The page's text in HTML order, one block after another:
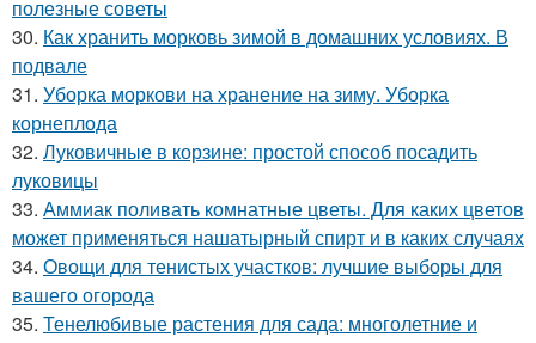
полезные советы
30. Как хранить морковь зимой в домашних условиях. В
подвале
31. Уборка моркови на хранение на зиму. Уборка
корнеплода
32. Луковичные в корзине: простой способ посадить
луковицы
33. Аммиак поливать комнатные цветы. Для каких цветов
может применяться нашатырный спирт и в каких случаях
34. Овощи для тенистых участков: лучшие выборы для
вашего огорода
35. Тенелюбивые растения для сада: многолетние и